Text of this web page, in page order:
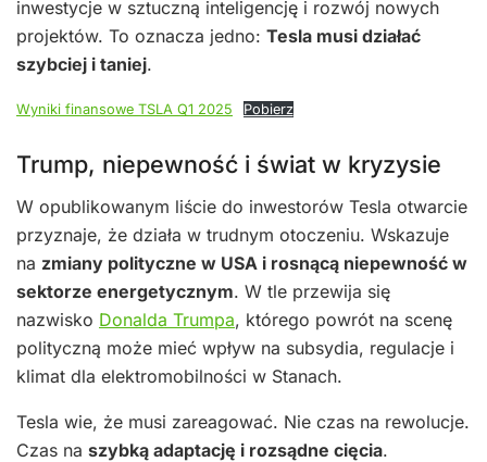
inwestycje w sztuczną inteligencję i rozwój nowych
projektów. To oznacza jedno: Tesla musi działać
szybciej i taniej.
Wyniki finansowe TSLA Q1 2025 Pobierz
Trump, niepewność i świat w kryzysie
W opublikowanym liście do inwestorów Tesla otwarcie
przyznaje, że działa w trudnym otoczeniu. Wskazuje
na zmiany polityczne w USA i rosnącą niepewność w
sektorze energetycznym. W tle przewija się
nazwisko Donalda Trumpa, którego powrót na scenę
polityczną może mieć wpływ na subsydia, regulacje i
klimat dla elektromobilności w Stanach.
Tesla wie, że musi zareagować. Nie czas na rewolucje.
Czas na szybką adaptację i rozsądne cięcia.